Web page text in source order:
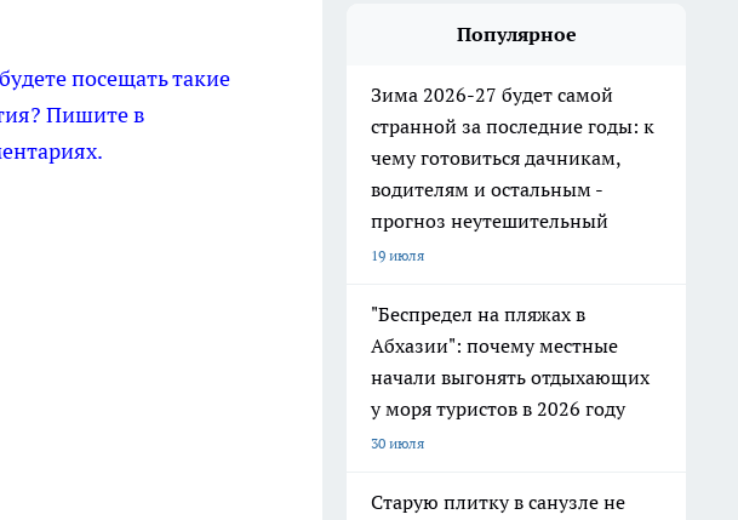
посещать такие
Пишите в
Популярное
Зима 2026-27 будет самой
странной за последние годы: к
чему готовиться дачникам,
водителям и остальным -
прогноз неутешительный
19 июля
"Беспредел на пляжах в
Абхазии": почему местные
начали выгонять отдыхающих
у моря туристов в 2026 году
30 июля
Старую плитку в санузле не